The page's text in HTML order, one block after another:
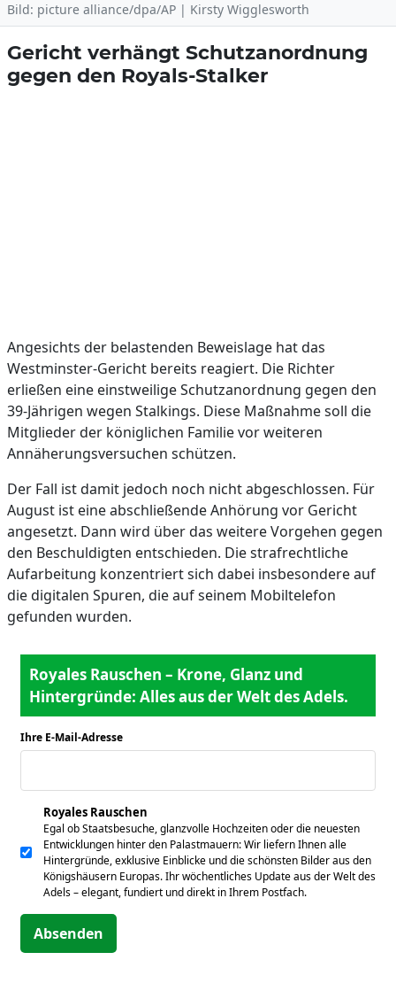
Bild: picture alliance/dpa/AP | Kirsty Wigglesworth
Gericht verhängt Schutzanordnung
gegen den Royals-Stalker
Angesichts der belastenden Beweislage hat das
Westminster-Gericht bereits reagiert. Die Richter
erließen eine einstweilige Schutzanordnung gegen den
39-Jährigen wegen Stalkings. Diese Maßnahme soll die
Mitglieder der königlichen Familie vor weiteren
Annäherungsversuchen schützen.
Der Fall ist damit jedoch noch nicht abgeschlossen. Für
August ist eine abschließende Anhörung vor Gericht
angesetzt. Dann wird über das weitere Vorgehen gegen
den Beschuldigten entschieden. Die strafrechtliche
Aufarbeitung konzentriert sich dabei insbesondere auf
die digitalen Spuren, die auf seinem Mobiltelefon
gefunden wurden.
Royales Rauschen – Krone, Glanz und
Hintergründe: Alles aus der Welt des Adels.
Ihre E-Mail-Adresse
Royales Rauschen
Egal ob Staatsbesuche, glanzvolle Hochzeiten oder die neuesten
Entwicklungen hinter den Palastmauern: Wir liefern Ihnen alle
Hintergründe, exklusive Einblicke und die schönsten Bilder aus den
Königshäusern Europas. Ihr wöchentliches Update aus der Welt des
Adels – elegant, fundiert und direkt in Ihrem Postfach.
Absenden